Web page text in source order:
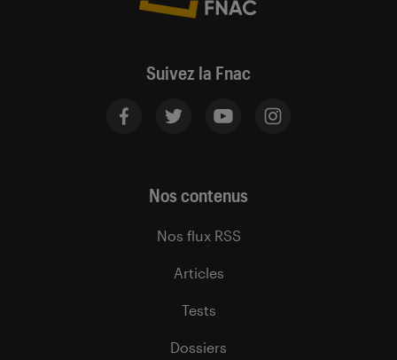
Suivez la Fnac
Nos contenus
Nos flux RSS
Articles
Tests
Dossiers